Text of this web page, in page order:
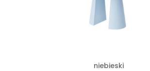
niebieski